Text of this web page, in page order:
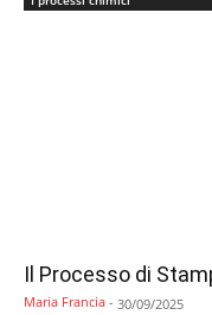
Il Processo di
Maria Francia - 30/09/2025